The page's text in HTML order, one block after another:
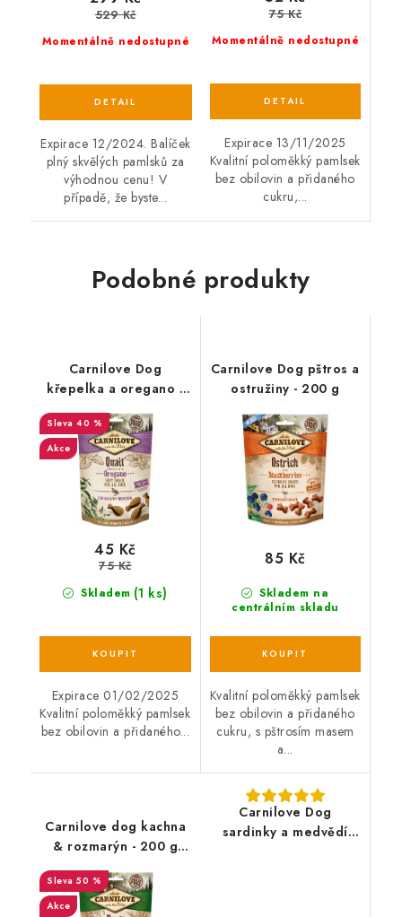
Momentálně nedostupné
529 Kč
Expirace 12/2024. Balíček
plný skvělých pamlsků za
výhodnou cenu! V
případě, že byste...
Momentálně nedostupné
75 Kč
Expirace 13/11/2025
Kvalitní poloměkký pamlsek
bez obilovin a přidaného
cukru,...
Podobné produkty
Carnilove Dog
křepelka a oregano -
40 %
Akce
Skladem (1 ks)
45 Kč
75 Kč
Expirace 01/02/2025
Kvalitní poloměkký pamlsek
bez obilovin a přidaného...
Carnilove Dog pštros a
ostružiny - 200 g
Skladem na
centrálním skladu
85 Kč
Kvalitní poloměkký pamlsek
bez obilovin a přidaného
cukru, s pštrosím masem
a...
Carnilove dog kachna
& rozmarýn - 200 g
50 %
Akce
Carnilove Dog
sardinky a medvědí